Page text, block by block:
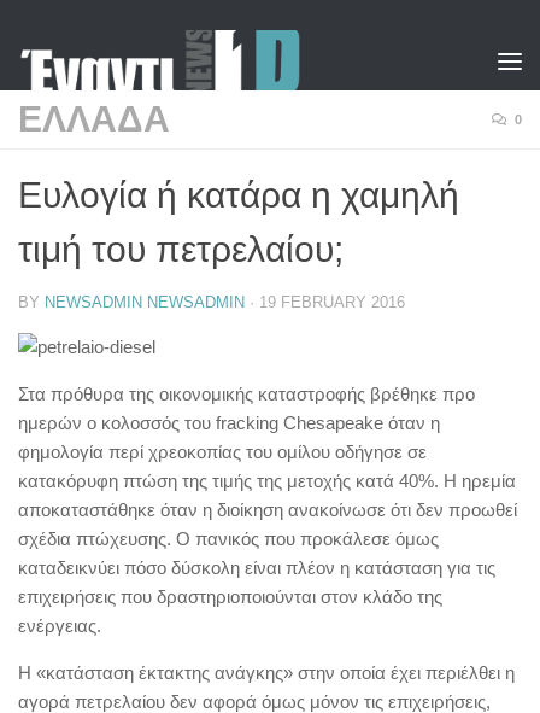
ΕΛΛΑΔΑ 0
Ευλογία ή κατάρα η χαμηλή
τιμή του πετρελαίου;
BY NEWSADMIN NEWSADMIN · 19 FEBRUARY 2016
Στα πρόθυρα της οικονομικής καταστροφής βρέθηκε προ
ημερών ο κολοσσός του fracking Chesapeake όταν η
φημολογία περί χρεοκοπίας του ομίλου οδήγησε σε
κατακόρυφη πτώση της τιμής της μετοχής κατά 40%. Η ηρεμία
αποκαταστάθηκε όταν η διοίκηση ανακοίνωσε ότι δεν προωθεί
σχέδια πτώχευσης. Ο πανικός που προκάλεσε όμως
καταδεικνύει πόσο δύσκολη είναι πλέον η κατάσταση για τις
επιχειρήσεις που δραστηριοποιούνται στον κλάδο της
ενέργειας.
Η «κατάσταση έκτακτης ανάγκης» στην οποία έχει περιέλθει η
αγορά πετρελαίου δεν αφορά όμως μόνον τις επιχειρήσεις,